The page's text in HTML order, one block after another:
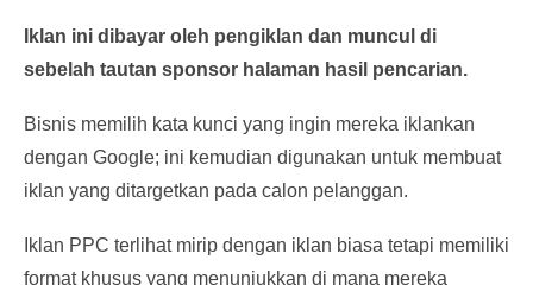
Iklan ini dibayar oleh pengiklan dan muncul di
sebelah tautan sponsor halaman hasil pencarian.
Bisnis memilih kata kunci yang ingin mereka iklankan
dengan Google; ini kemudian digunakan untuk membuat
iklan yang ditargetkan pada calon pelanggan.
Iklan PPC terlihat mirip dengan iklan biasa tetapi memiliki
format khusus yang menunjukkan di mana mereka